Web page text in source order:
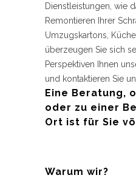
Dienstleistungen, wie
Remontieren Ihrer
Umzugskartons,
überzeugen Sie sich
Perspektiven Ihnen
und kontaktieren Sie
Eine Beratung,
oder zu einer
Ort ist für Sie
Warum wir?